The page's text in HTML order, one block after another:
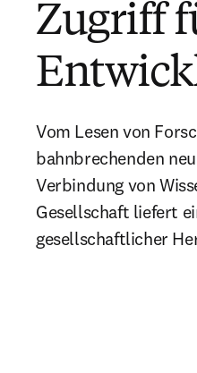
Zugriff
Vom Lesen von
bahnbrechenden
Verbindung von
Gesellschaft liefert
gesellschaftlicher